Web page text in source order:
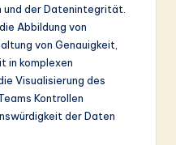
und der Datenintegrität.
Abbildung von
von Genauigkeit,
in komplexen
Visualisierung des
Kontrollen
der Daten